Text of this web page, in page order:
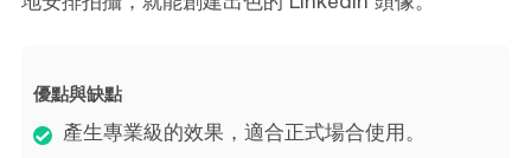
優點與缺點
產生專業級的效果，適合正式場合使用。